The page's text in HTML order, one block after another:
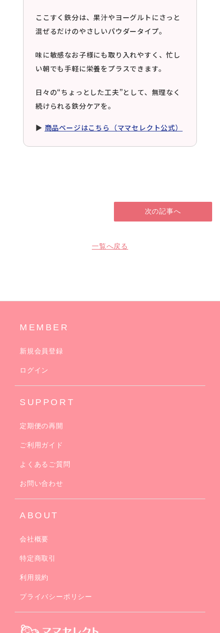
ここすく鉄分は、果汁やヨーグルトにさっと
混ぜるだけのやさしいパウダータイプ。
味に敏感なお子様にも取り入れやすく、忙し
い朝でも手軽に栄養をプラスできます。
日々の“ちょっとした工夫”として、無理なく
続けられる鉄分ケアを。
▶︎ 商品ページはこちら（ママセレクト公式）
一覧へ戻る
次の記事へ
MEMBER
新規会員登録
ログイン
SUPPORT
定期便の再開
ご利用ガイド
よくあるご質問
お問い合わせ
ABOUT
会社概要
特定商取引
利用規約
プライバシーポリシー